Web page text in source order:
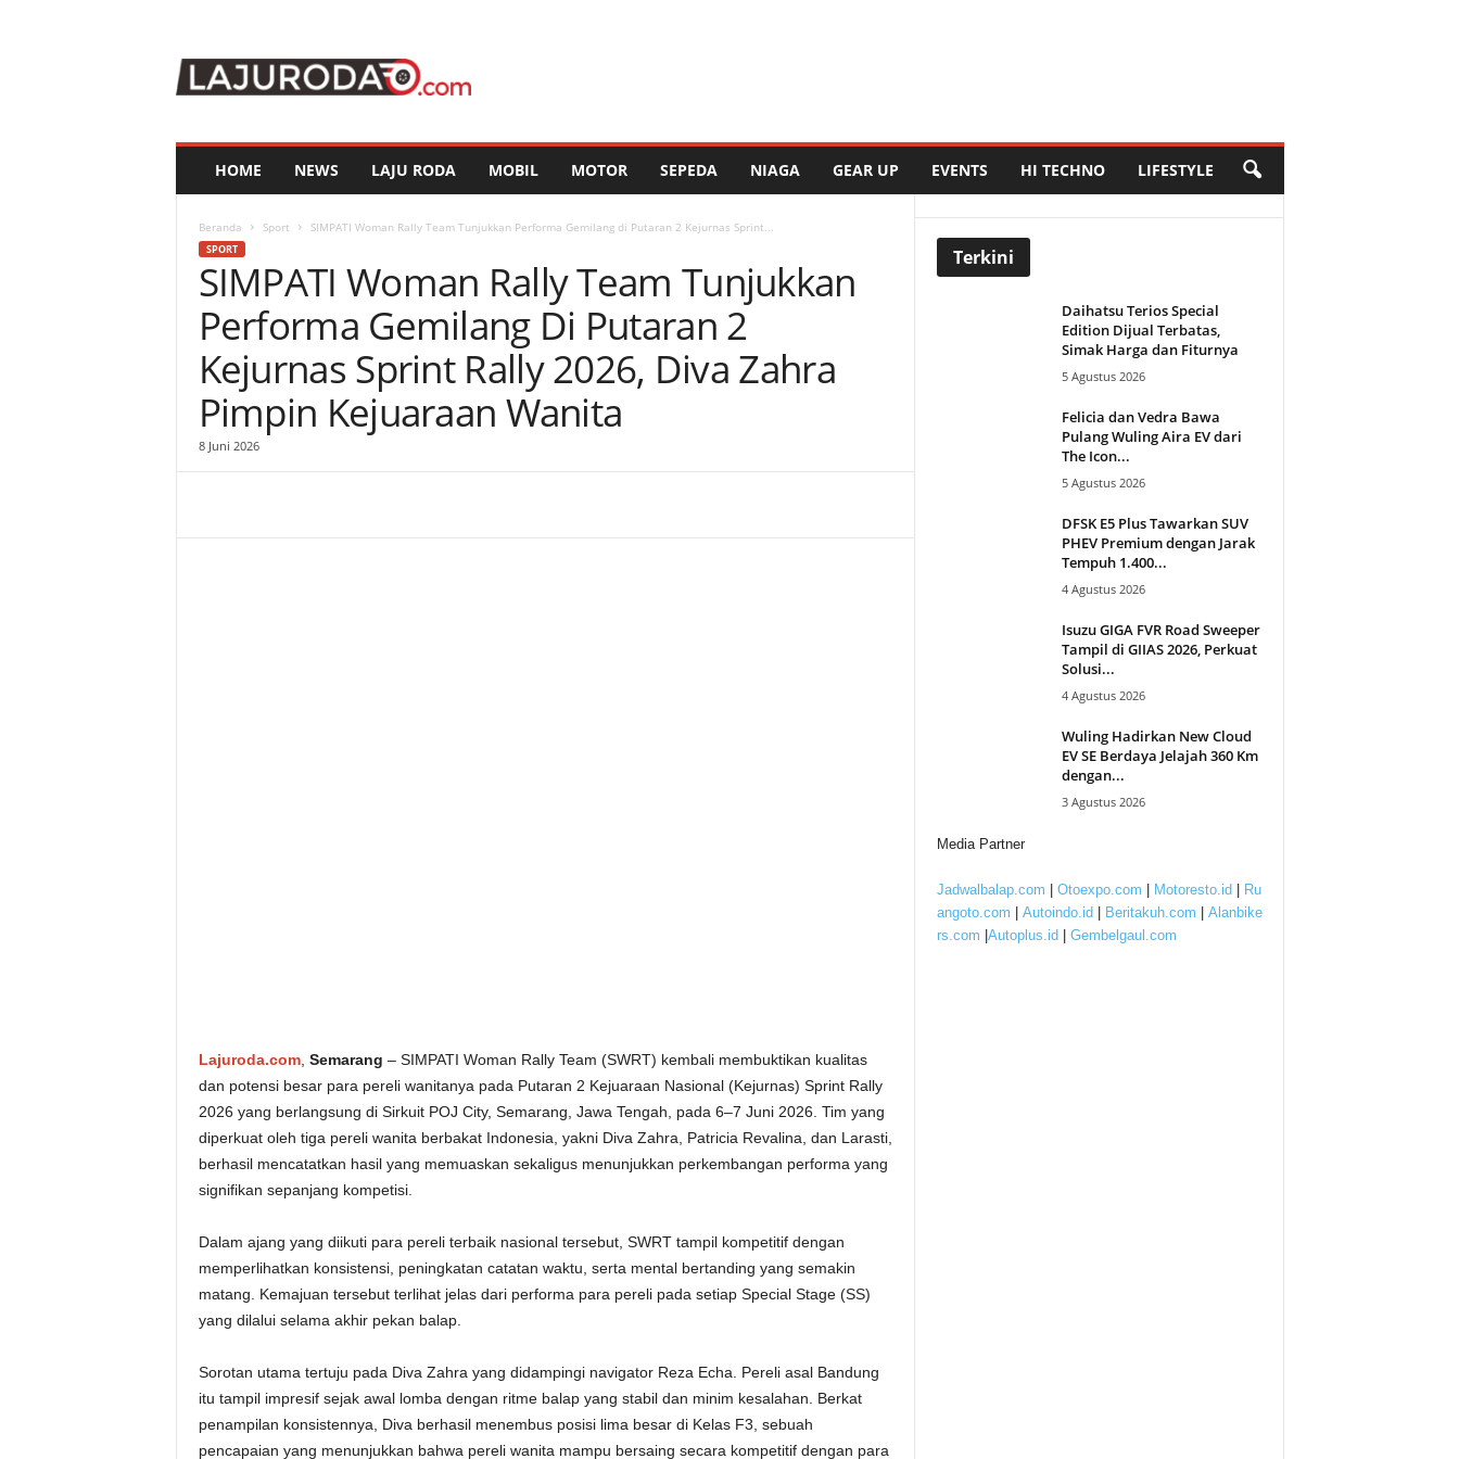
u
HOME NEWS LAJU RODA MOBIL MOTOR SEPEDA NIAGA GEAR UP EVENTS HI TECHNO LIFESTYLE
Beranda Sport SIMPATI Woman Rally Team Tunjukkan Performa Gemilang di Putaran 2 Kejurnas Sprint...
SPORT
SIMPATI Woman Rally Team Tunjukkan
Performa Gemilang Di Putaran 2
Kejurnas Sprint Rally 2026, Diva Zahra
Pimpin Kejuaraan Wanita
8 Juni 2026
Lajuroda.com, Semarang – SIMPATI Woman Rally Team (SWRT) kembali membuktikan kualitas
dan potensi besar para pereli wanitanya pada Putaran 2 Kejuaraan Nasional (Kejurnas) Sprint Rally
2026 yang berlangsung di Sirkuit POJ City, Semarang, Jawa Tengah, pada 6–7 Juni 2026. Tim yang
diperkuat oleh tiga pereli wanita berbakat Indonesia, yakni Diva Zahra, Patricia Revalina, dan Larasti,
berhasil mencatatkan hasil yang memuaskan sekaligus menunjukkan perkembangan performa yang
signifikan sepanjang kompetisi.
Dalam ajang yang diikuti para pereli terbaik nasional tersebut, SWRT tampil kompetitif dengan
memperlihatkan konsistensi, peningkatan catatan waktu, serta mental bertanding yang semakin
matang. Kemajuan tersebut terlihat jelas dari performa para pereli pada setiap Special Stage (SS)
yang dilalui selama akhir pekan balap.
Sorotan utama tertuju pada Diva Zahra yang didampingi navigator Reza Echa. Pereli asal Bandung
itu tampil impresif sejak awal lomba dengan ritme balap yang stabil dan minim kesalahan. Berkat
penampilan konsistennya, Diva berhasil menembus posisi lima besar di Kelas F3, sebuah
pencapaian yang menunjukkan bahwa pereli wanita mampu bersaing secara kompetitif dengan para
Terkini
Daihatsu Terios Special
Edition Dijual Terbatas,
Simak Harga dan Fiturnya
5 Agustus 2026
Felicia dan Vedra Bawa
Pulang Wuling Aira EV dari
The Icon...
5 Agustus 2026
DFSK E5 Plus Tawarkan SUV
PHEV Premium dengan Jarak
Tempuh 1.400...
4 Agustus 2026
Isuzu GIGA FVR Road Sweeper
Tampil di GIIAS 2026, Perkuat
Solusi...
4 Agustus 2026
Wuling Hadirkan New Cloud
EV SE Berdaya Jelajah 360 Km
dengan...
3 Agustus 2026
Media Partner
Jadwalbalap.com Otoexpo.com Motoresto.id
Ru
angoto.com
Autoindo.id Beritakuh.com
Alanbike
rs.com Autoplus.id Gembelgaul.com